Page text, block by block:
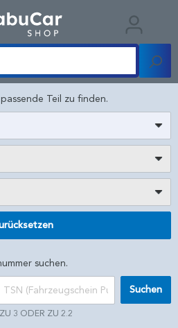
Teil zu finden.
suchen.
ZU 3 ODER ZU 2.2
Suchen